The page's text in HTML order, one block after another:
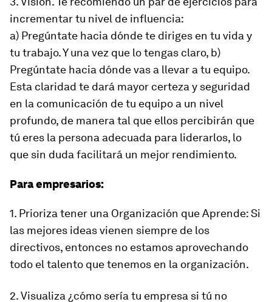
incrementar tu nivel de influencia:
a) Pregúntate hacia dónde te diriges en tu vida y
tu trabajo. Y una vez que lo tengas claro, b)
Pregúntate hacia dónde vas a llevar a tu equipo.
Esta claridad te dará mayor certeza y seguridad
en la comunicación de tu equipo a un nivel
profundo, de manera tal que ellos percibirán que
tú eres la persona adecuada para liderarlos, lo
que sin duda facilitará un mejor rendimiento.
Para empresarios:
1. Prioriza tener una Organización que Aprende: Si
las mejores ideas vienen siempre de los
directivos, entonces no estamos aprovechando
todo el talento que tenemos en la organización.
2. Visualiza ¿cómo sería tu empresa si tú no